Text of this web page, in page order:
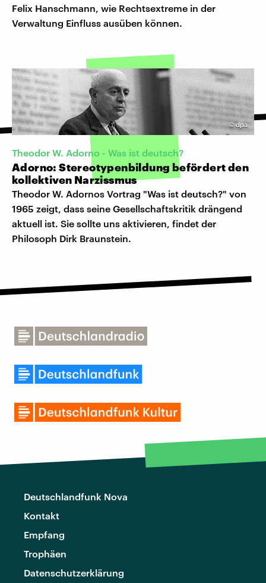
Felix Hanschmann, wie Rechtsextreme in der
Verwaltung Einfluss ausüben können.
©dpa
Theodor W. Adorno - Was ist deutsch?
Adorno: Stereotypenbildung befördert den
kollektiven Narzissmus
Theodor W. Adornos Vortrag "Was ist deutsch?" von
1965 zeigt, dass seine Gesellschaftskritik drängend
aktuell ist. Sie sollte uns aktivieren, findet der
Philosoph Dirk Braunstein.
Deutschlandfunk Nova
Kontakt
Empfang
Trophäen
Datenschutzerklärung